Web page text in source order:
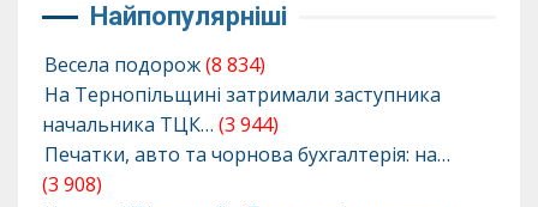
Найпопулярніші
Весела подорож(8 834)
На Тернопільщині затримали заступника
начальника ТЦК… (3 944)
Печатки, авто та чорнова бухгалтерія: на…
(3 908)